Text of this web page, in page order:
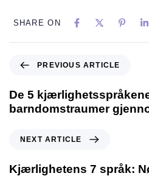
SHARE ON
PREVIOUS ARTICLE
De 5
barndomstraumer
NEXT ARTICLE
Kjærlighetens 7 språk: